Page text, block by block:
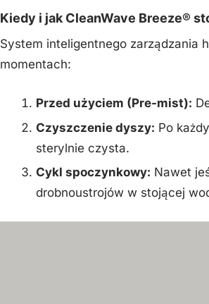
Kiedy i jak CleanWave Breeze®
System inteligentnego zarządzania
momentach:
Przed użyciem (Pre-mist):
Czyszczenie dyszy: Po
sterylnie czysta.
Cykl spoczynkowy: Nawet
drobnoustrojów w stojącej